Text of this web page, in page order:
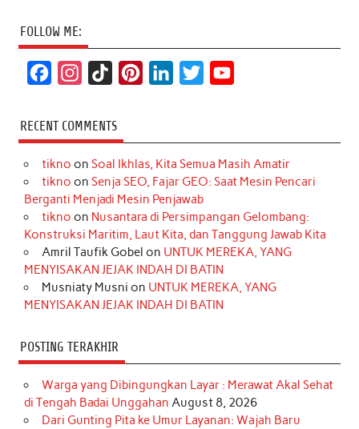
FOLLOW ME:
c
e
b
o
k
s
t
a
r
a
m
k
T
o
k
t
e
r
e
s
t
k
e
d
I
n
t
t
r
T
u
e
RECENT COMMENTS
tikno on Soal Ikhlas, Kita Semua Masih Amatir
tikno on Senja SEO, Fajar GEO: Saat Mesin Pencari
Berganti Menjadi Mesin Penjawab
tikno on Nusantara di Persimpangan Gelombang:
Konstruksi Maritim, Laut Kita, dan Tanggung Jawab Kita
Amril Taufik Gobel on UNTUK MEREKA, YANG
MENYISAKAN JEJAK INDAH DI BATIN
Musniaty Musni on UNTUK MEREKA, YANG
MENYISAKAN JEJAK INDAH DI BATIN
POSTING TERAKHIR
Warga yang Dibingungkan Layar : Merawat Akal Sehat
di Tengah Badai Unggahan August 8, 2026
Dari Gunting Pita ke Umur Layanan: Wajah Baru